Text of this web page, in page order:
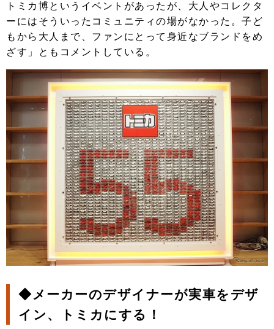
トミカ博というイベントがあったが、大人やコレクタ
ーにはそういったコミュニティの場がなかった。子ど
もから大人まで、ファンにとって身近なブランドをめ
ざす」ともコメントしている。
◆メーカーのデザイナーが実車をデザ
イン、トミカにする！